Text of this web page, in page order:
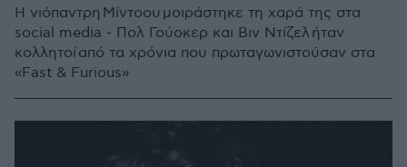
Η νιόπαντρη Μίντοου μοιράστηκε τη χαρά της στα
social media - Πολ Γούοκερ και Βιν Ντίζελ ήταν
κολλητοί από τα χρόνια που πρωταγωνιστούσαν στα
«Fast & Furious»